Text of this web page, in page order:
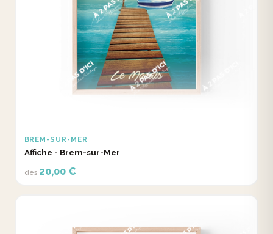
BREM-SUR-MER
Affiche - Brem-sur-Mer
dès 20,00 €